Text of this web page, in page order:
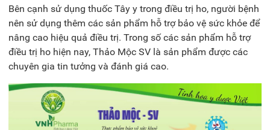
Bên cạnh sử dụng thuốc Tây y trong điều trị ho, người bệnh
nên sử dụng thêm các sản phẩm hỗ trợ bảo vệ sức khỏe để
nâng cao hiệu quả điều trị. Trong số các sản phẩm hỗ trợ
điều trị ho hiện nay, Thảo Mộc SV là sản phẩm được các
chuyên gia tin tưởng và đánh giá cao.